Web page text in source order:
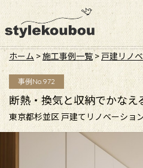
ホーム >施工事例一覧> 戸建リノ
事例No.972
断熱・換気と収納でかなえ
東京都杉並区 戸建てリノベーショ